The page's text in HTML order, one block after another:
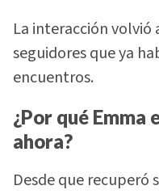
La interacción
seguidores que ya
encuentros.
¿Por qué Emma
ahora?
Desde que